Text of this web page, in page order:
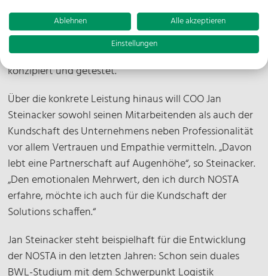
Logistiklösungen für die Kundschaft an. So werden bei
der neuen Gesellschaft unter anderem IT-getriebene
Tools zur Vereinfachung von Prozessaufnahmen
konzipiert und getestet.
Über die konkrete Leistung hinaus will COO Jan
Steinacker sowohl seinen Mitarbeitenden als auch der
Kundschaft des Unternehmens neben Professionalität
vor allem Vertrauen und Empathie vermitteln. „Davon
lebt eine Partnerschaft auf Augenhöhe“, so Steinacker.
„Den emotionalen Mehrwert, den ich durch NOSTA
erfahre, möchte ich auch für die Kundschaft der
Solutions schaffen.“
Jan Steinacker steht beispielhaft für die Entwicklung
der NOSTA in den letzten Jahren: Schon sein duales
Ablehnen
Alle akzeptieren
Einstellungen